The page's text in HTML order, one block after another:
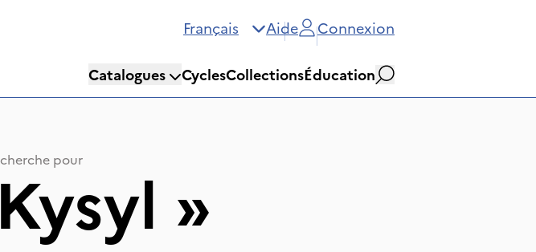
Français Aide Connexion
Catalogues CyclesCollectionsÉducation
Rechercher
pour »